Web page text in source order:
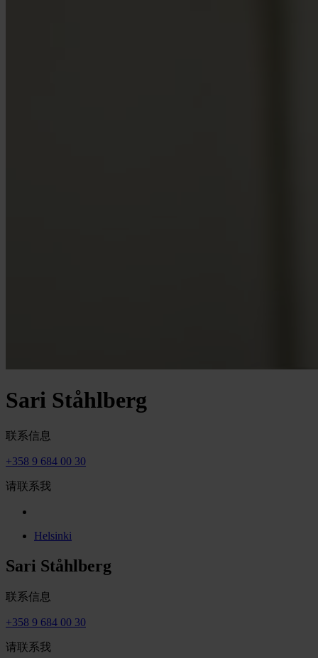
Sari Ståhlberg
联系信息
+358 9 684 00 30
请联系我
Helsinki
Sari Ståhlberg
联系信息
+358 9 684 00 30
请联系我